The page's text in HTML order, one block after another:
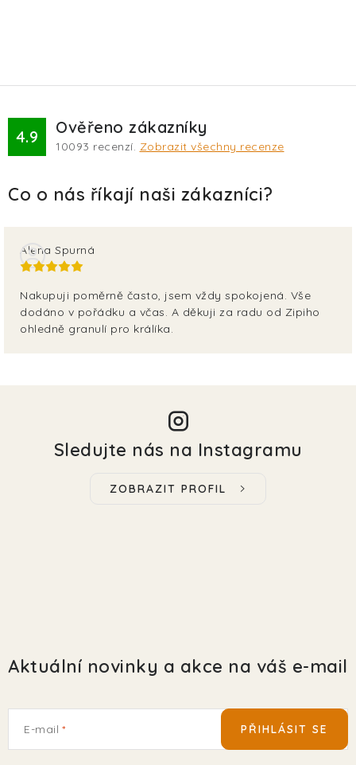
4.9 Ověřeno zákazníky
10093 recenzí. Zobrazit všechny recenze
Alena Spurná
Nakupuji poměrně často, jsem vždy spokojená. Vše
dodáno v pořádku a včas. A děkuji za radu od Zipiho
ohledně granulí pro králíka.
Sledujte nás na Instagramu
ZOBRAZIT PROFIL
Aktuální novinky a akce na váš e-mail
E-mail PŘIHLÁSIT SE